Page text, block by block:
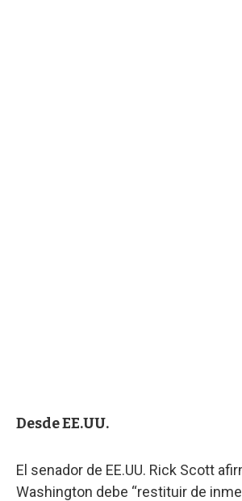
Desde EE.UU.
El senador de EE.UU. Rick Scott
Washington debe “restituir de